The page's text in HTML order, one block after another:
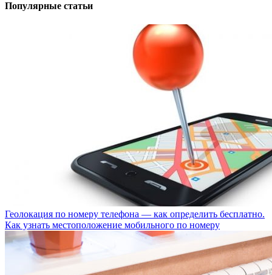
Популярные статьи
Геолокация по номеру телефона — как определить бесплатно.
Как узнать местоположение мобильного по номеру